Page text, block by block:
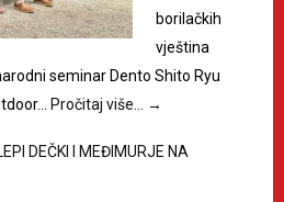
borilačkih
vještina
seminar Dento Shito Ryu
Pročitaj više… →
DEČKI I MEĐIMURJE NA